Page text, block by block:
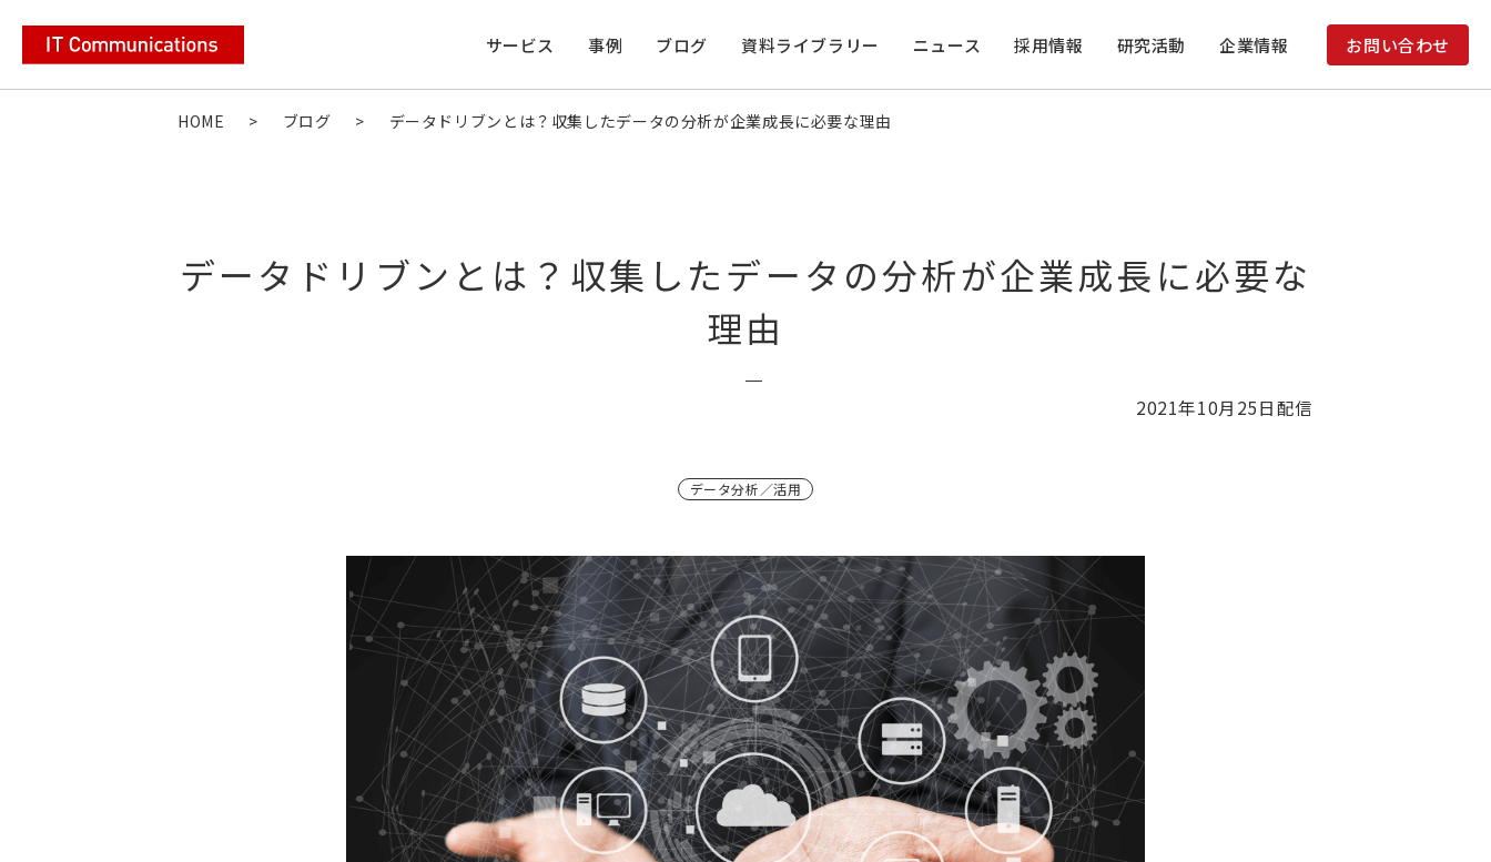
サービス 事例 ブログ 資料ライブラリー ニュース 採用情報 研究活動 企業情報 お問い合わせ
HOME > ブログ > データドリブンとは？収集したデータの分析が企業成長に必要な理由
データドリブンとは？収集したデータの分析が企業成長に必要な
理由
2021年10月25日配信
データ分析／活用